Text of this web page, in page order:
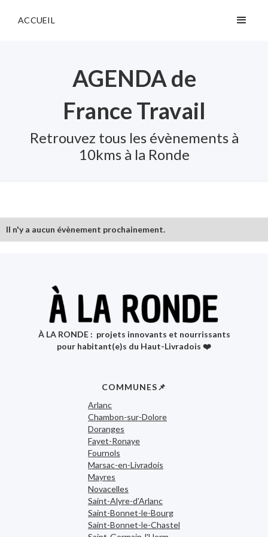
ACCUEIL
AGENDA de
France Travail
Retrouvez tous les évènements à
10kms à la Ronde
Il n'y a aucun évènement prochainement.
COMMUNES📌
Arlanc
Chambon-sur-Dolore
Doranges
Fayet-Ronaye
Fournols
Marsac-en-Livradois
Mayres
Novacelles
Saint-Alyre-d'Arlanc
Saint-Bonnet-le-Bourg
Saint-Bonnet-le-Chastel
À LA RONDE : projets innovants et nourrissants
pour habitant(e)s du Haut-Livradois ❤️